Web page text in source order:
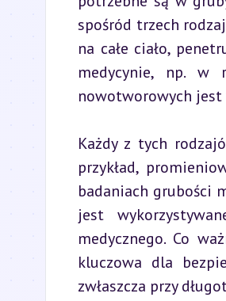
spośród trzech
na całe ciało,
medycynie, np. w
nowotworowych jest
Każdy z tych
przykład,
badaniach grubości
jest
medycznego. Co
kluczowa dla
zwłaszcza przy